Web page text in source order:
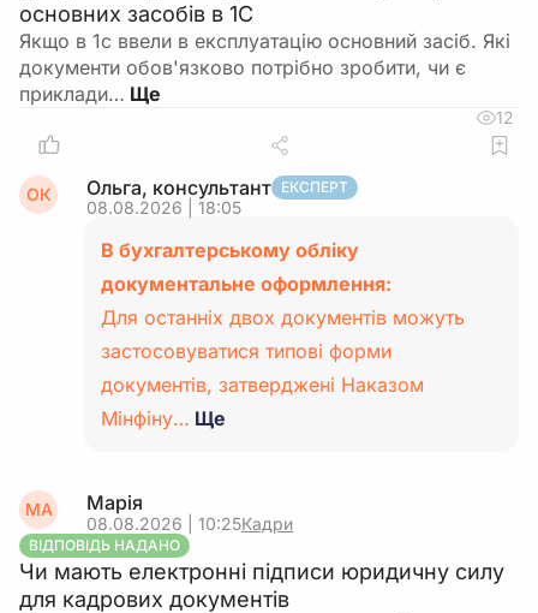
основних засобів в 1С
Якщо в 1с ввели в експлуатацію основний засіб. Які
документи обов'язково потрібно зробити, чи є
приклади…
12
ОК Ольга, консультант ЕКСПЕРТ
08.08.2026 | 18:05
В бухгалтерському обліку
документальне оформлення:
Для останніх двох документів можуть
застосовуватися типові форми
документів, затверджені Наказом
Мінфіну… Ще
МА Марія
08.08.2026 | 10:25Кадри
ВІДПОВІДЬ НАДАНО
Чи мають електронні підписи юридичну силу
для кадрових документів